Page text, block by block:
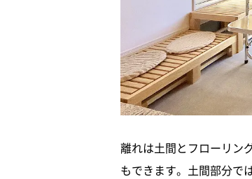
離れは土間とフローリン
もできます。土間部分で